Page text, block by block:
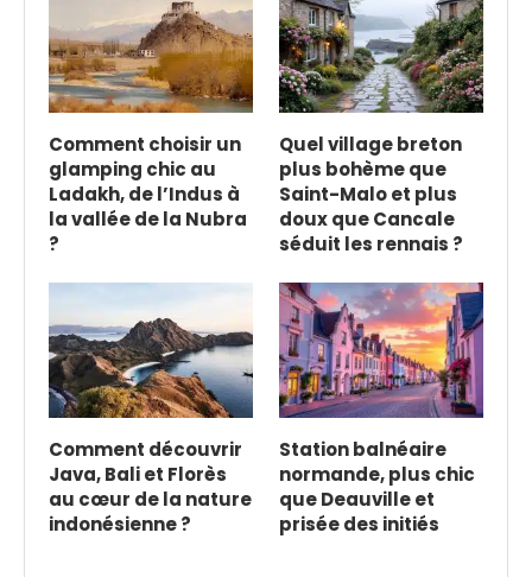
Comment choisir un
glamping chic au
Ladakh, de l’Indus à
la vallée de la Nubra
?
Quel village breton
plus bohème que
Saint-Malo et plus
doux que Cancale
séduit les rennais ?
Comment découvrir
Java, Bali et Florès
au cœur de la nature
indonésienne ?
Station balnéaire
normande, plus chic
que Deauville et
prisée des initiés